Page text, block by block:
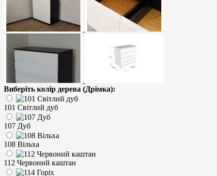
Виберіть колір дерева (Дрімка):
101 Світлий дуб
107 Дуб
108 Вільха
112 Червоний каштан